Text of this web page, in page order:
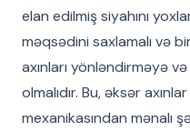
elan edilmiş siyahını
məqsədini saxlamalı və
axınları yönləndirməyə
olmalıdır. Bu, əksər
mexanikasından mənalı